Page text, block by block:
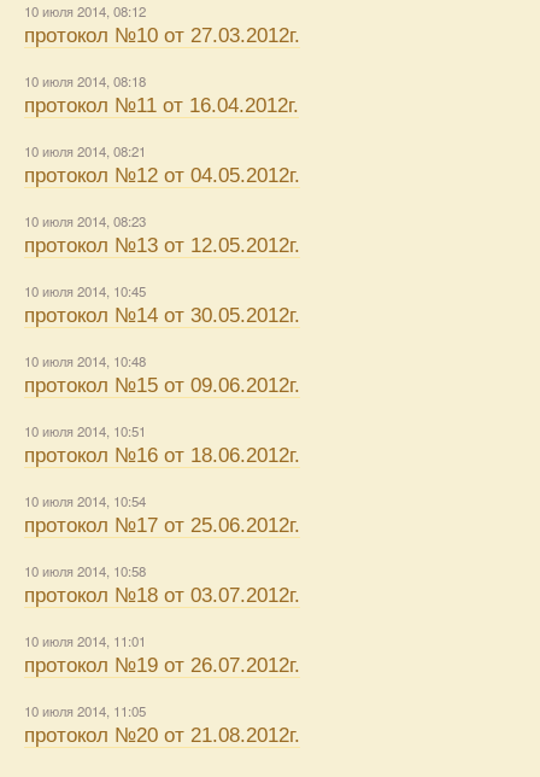
10 июля 2014, 08:12
протокол №10 от 27.03.2012г.
10 июля 2014, 08:18
протокол №11 от 16.04.2012г.
10 июля 2014, 08:21
протокол №12 от 04.05.2012г.
10 июля 2014, 08:23
протокол №13 от 12.05.2012г.
10 июля 2014, 10:45
протокол №14 от 30.05.2012г.
10 июля 2014, 10:48
протокол №15 от 09.06.2012г.
10 июля 2014, 10:51
протокол №16 от 18.06.2012г.
10 июля 2014, 10:54
протокол №17 от 25.06.2012г.
10 июля 2014, 10:58
протокол №18 от 03.07.2012г.
10 июля 2014, 11:01
протокол №19 от 26.07.2012г.
10 июля 2014, 11:05
протокол №20 от 21.08.2012г.